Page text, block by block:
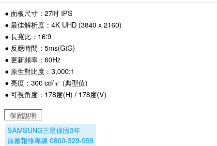
● 面板尺寸：27吋 IPS
● 最佳解析度：4K UHD (3840 x 2160)
● 長寬比：16:9
● 反應時間：5ms(GtG)
● 更新頻率：60Hz
● 原生對比度：3,000:1
● 亮度：300 cd/㎡ (典型值)
● 可視角度：178度(H) / 178度(V)
保固說明
SAMSUNG三星保固3年
原廠報修專線 0800-329-999